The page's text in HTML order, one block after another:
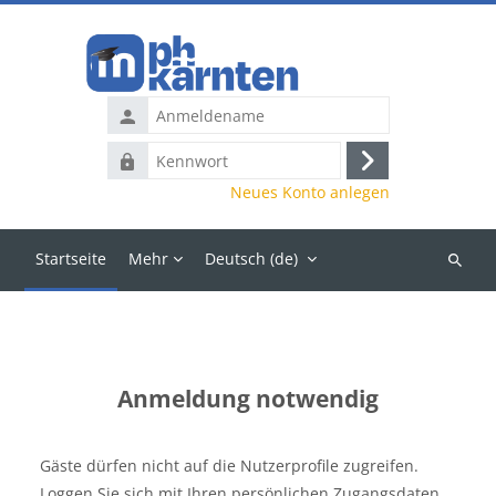
Anmeldename
Kennwort
Anmelden
Neues Konto anlegen
Startseite Mehr Deutsch ‎(de)‎
Kurse
Anmeldung notwendig
Gäste dürfen nicht auf die Nutzerprofile zugreifen.